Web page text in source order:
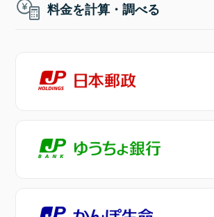
料金を計算・調べる